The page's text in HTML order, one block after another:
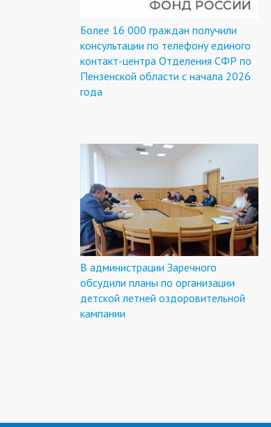
Более 16 000 граждан получили
консультации по телефону единого
контакт-центра Отделения СФР по
Пензенской области с начала 2026
года
В администрации Заречного
обсудили планы по организации
детской летней оздоровительной
кампании